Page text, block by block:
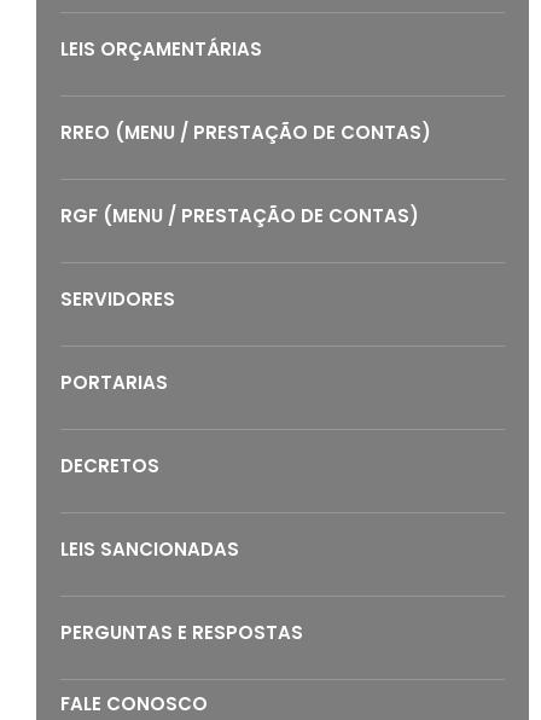
LEIS ORÇAMENTÁRIAS
RREO (MENU / PRESTAÇÃO DE CONTAS)
RGF (MENU / PRESTAÇÃO DE CONTAS)
SERVIDORES
PORTARIAS
DECRETOS
LEIS SANCIONADAS
PERGUNTAS E RESPOSTAS
FALE CONOSCO